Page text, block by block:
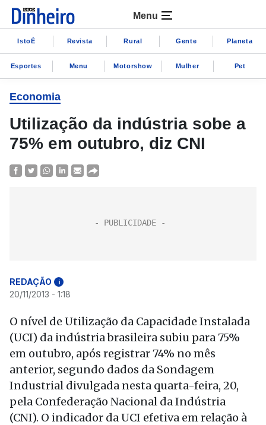
Menu
IstoÉ Revista Rural Gente Planeta
Esportes Menu Motorshow Mulher Pet
Economia
Utilização da indústria sobe a
75% em outubro, diz CNI
REDAÇÃO i
20/11/2013 - 1:18
O nível de Utilização da Capacidade Instalada
(UCI) da indústria brasileira subiu para 75%
em outubro, após registrar 74% no mês
anterior, segundo dados da Sondagem
Industrial divulgada nesta quarta-feira, 20,
pela Confederação Nacional da Indústria
(CNI). O indicador da UCI efetiva em relação à